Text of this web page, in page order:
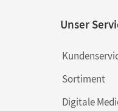
Unser
Sortiment
Digitale